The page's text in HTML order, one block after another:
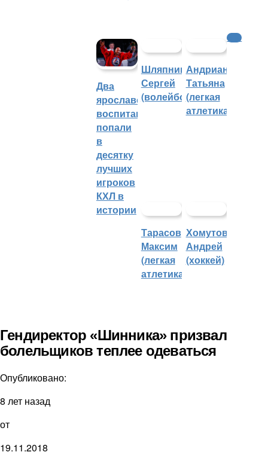
Два
ярославских
воспитанника
попали
в
десятку
лучших
игроков
КХЛ в
истории
Шляпников
Сергей
(волейбол)
Андрианова
Татьяна
(легкая
атлетика)
Тарасов
Максим
(легкая
атлетика)
Хомутов
Андрей
(хоккей)
ФНЛ
Гендиректор «Шинника» призвал
болельщиков теплее одеваться
Опубликовано:
8 лет назад
от
19.11.2018